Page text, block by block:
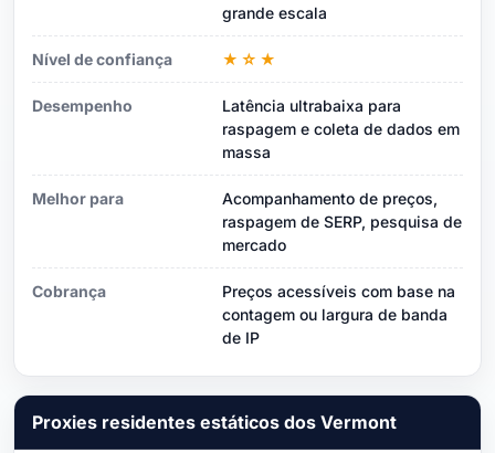
grande escala
Nível de confiança ★☆★
Desempenho
Latência ultrabaixa para
raspagem e coleta de dados em
massa
Melhor para
Acompanhamento de preços,
raspagem de SERP, pesquisa de
mercado
Cobrança
Preços acessíveis com base na
contagem ou largura de banda
de IP
Proxies residentes estáticos dos Vermont